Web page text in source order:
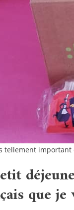
tellement important
que je